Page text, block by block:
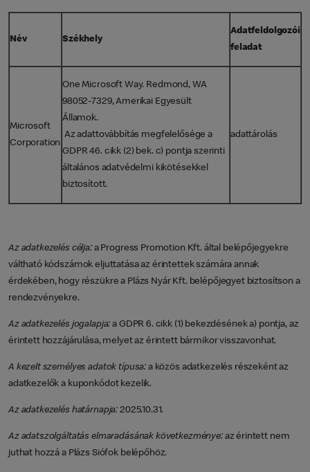
Név Székhely
Adatfeldolgozói
feladat
Microsoft
Corporation
One Microsoft Way. Redmond, WA
98052-7329, Amerikai Egyesült
Államok.
Az adattovábbítás megfelelősége a
GDPR 46. cikk (2) bek. c) pontja szerinti
általános adatvédelmi kikötésekkel
biztosított.
adattárolás
Az adatkezelés célja:a Progress Promotion Kft. által belépőjegyekre
váltható kódszámok eljuttatása az érintettek számára annak
érdekében, hogy részükre a Plázs Nyár Kft. belépőjegyet biztosítson a
rendezvényekre.
Az adatkezelés jogalapja: a GDPR 6. cikk (1) bekezdésének a) pontja, az
érintett hozzájárulása, melyet az érintett bármikor visszavonhat.
A kezelt személyes adatok típusa: a közös adatkezelés részeként az
adatkezelők a kuponkódot kezelik.
Az adatkezelés határnapja: 2025.10.31.
Az adatszolgáltatás elmaradásának következménye: az érintett nem
juthat hozzá a Plázs Siófok belépőhöz.